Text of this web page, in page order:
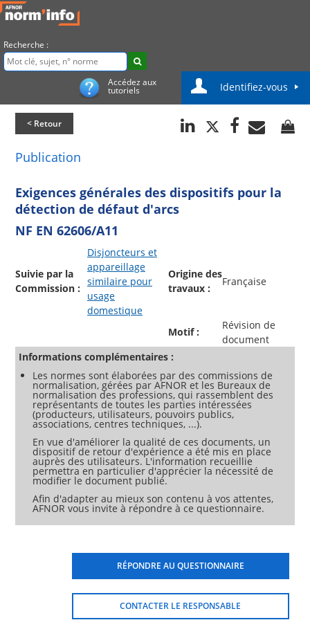
Recherche :
Accédez aux
tutoriels Identifiez-vous
< Retour
Publication
Exigences générales des dispositifs pour la
détection de défaut d'arcs
NF EN 62606/A11
Suivie par la
Commission :
Disjoncteurs et
appareillage
similaire pour
usage
domestique
Origine des
travaux :
Française
Motif :
Révision de
document
Informations complémentaires :
Les normes sont élaborées par des commissions de
normalisation, gérées par AFNOR et les Bureaux de
normalisation des professions, qui rassemblent des
représentants de toutes les parties intéressées
(producteurs, utilisateurs, pouvoirs publics,
associations, centres techniques, ...).
En vue d'améliorer la qualité de ces documents, un
dispositif de retour d'expérience a été mis en place
auprès des utilisateurs. L'information recueillie
permettra en particulier d'apprécier la nécessité de
modifier le document publié.
Afin d'adapter au mieux son contenu à vos attentes,
AFNOR vous invite à répondre à ce questionnaire.
RÉPONDRE AU QUESTIONNAIRE
CONTACTER LE RESPONSABLE